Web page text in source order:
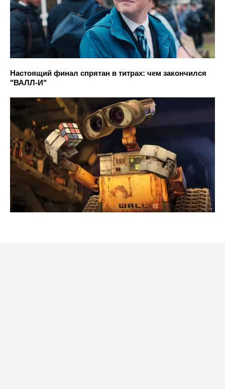
Настоящий финал спрятан в титрах: чем закончился
"ВАЛЛ-И"